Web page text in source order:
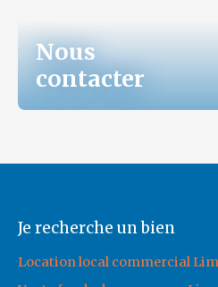
Nous
contacter
Je recherche un bien
Location local commercial